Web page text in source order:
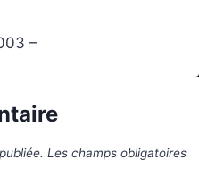
–
Les champs obligatoires